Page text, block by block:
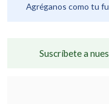
Agréganos como tu
Suscríbete a